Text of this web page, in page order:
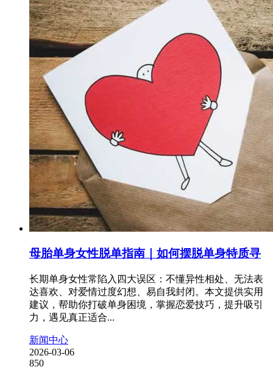
母胎单身女性脱单指南｜如何摆脱单身特质寻
长期单身女性常陷入四大误区：不懂异性相处、无法表
达喜欢、对爱情过度幻想、易自我封闭。本文提供实用
建议，帮助你打破单身困境，掌握恋爱技巧，提升吸引
力，遇见真正适合...
新闻中心
2026-03-06
850